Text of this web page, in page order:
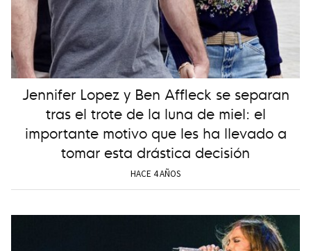
Jennifer Lopez y Ben Affleck se separan
tras el trote de la luna de miel: el
importante motivo que les ha llevado a
tomar esta drástica decisión
HACE 4 AÑOS